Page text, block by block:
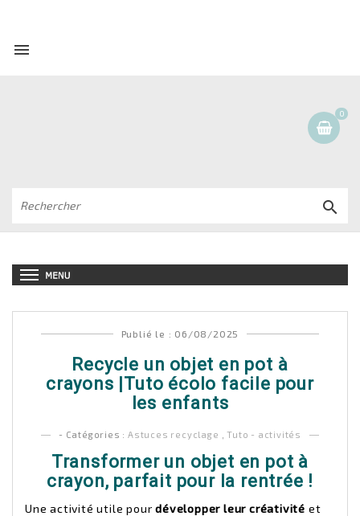

0

Publié le : 06/08/2025
Recycle un objet en pot à
crayons |Tuto écolo facile pour
les enfants
- Catégories :Astuces recyclage ,Tuto - activités
Transformer un objet en pot à
crayon, parfait pour la rentrée !
Une activité utile pour développer leur créativité et